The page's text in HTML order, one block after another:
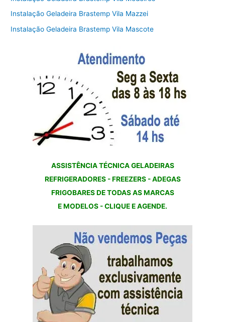
Instalação Geladeira Brastemp Vila Mazzei
Instalação Geladeira Brastemp Vila Mascote
ASSISTÊNCIA TÉCNICA GELADEIRAS
REFRIGERADORES - FREEZERS - ADEGAS
FRIGOBARES DE TODAS AS MARCAS
E MODELOS - CLIQUE E AGENDE.